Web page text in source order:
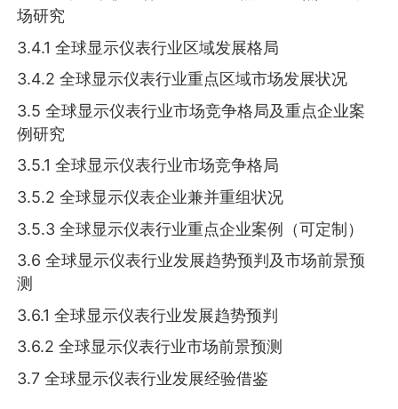
场研究
3.4.1 全球显示仪表行业区域发展格局
3.4.2 全球显示仪表行业重点区域市场发展状况
3.5 全球显示仪表行业市场竞争格局及重点企业案
例研究
3.5.1 全球显示仪表行业市场竞争格局
3.5.2 全球显示仪表企业兼并重组状况
3.5.3 全球显示仪表行业重点企业案例（可定制）
3.6 全球显示仪表行业发展趋势预判及市场前景预
测
3.6.1 全球显示仪表行业发展趋势预判
3.6.2 全球显示仪表行业市场前景预测
3.7 全球显示仪表行业发展经验借鉴